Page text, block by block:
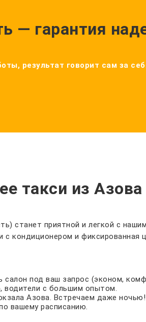
— гарантия
результат говорит сам за
такси из
станет приятной и легкой с
кондиционером и фиксированная
под ваш запрос (эконом,
водители с большим опытом.
Азова. Встречаем даже ночью!
вашему расписанию.